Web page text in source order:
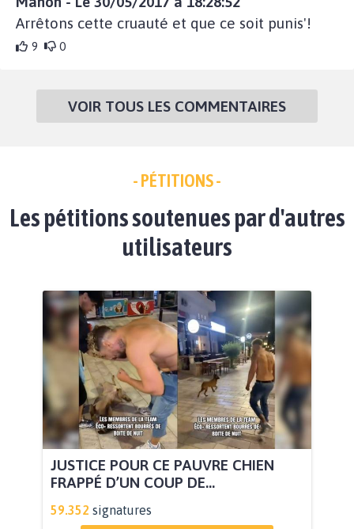
Arrêtons cette cruauté et que ce soit punis'!
9 0
VOIR TOUS LES COMMENTAIRES
- PÉTITIONS -
Les pétitions soutenues par d'autres
utilisateurs
JUSTICE POUR CE PAUVRE CHIEN
FRAPPÉ D’UN COUP DE...
59.352 signatures